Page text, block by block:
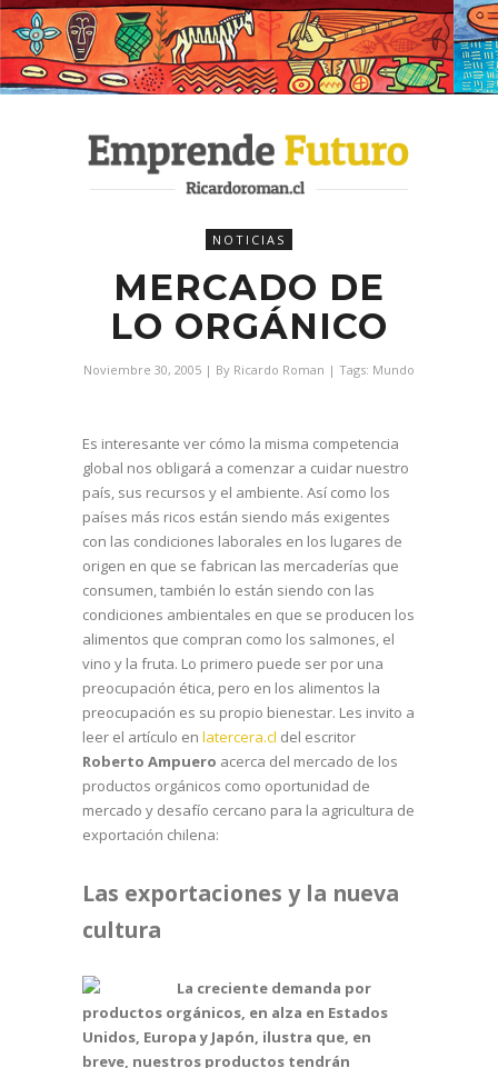
NOTICIAS
MERCADO DE
LO ORGÁNICO
Noviembre 30, 2005 | By Ricardo Roman | Tags: Mundo
Es interesante ver cómo la misma competencia
global nos obligará a comenzar a cuidar nuestro
país, sus recursos y el ambiente. Así como los
países más ricos están siendo más exigentes
con las condiciones laborales en los lugares de
origen en que se fabrican las mercaderías que
consumen, también lo están siendo con las
condiciones ambientales en que se producen los
alimentos que compran como los salmones, el
vino y la fruta. Lo primero puede ser por una
preocupación ética, pero en los alimentos la
preocupación es su propio bienestar. Les invito a
leer el artículo en latercera.cl del escritor
Roberto Ampuero acerca del mercado de los
productos orgánicos como oportunidad de
mercado y desafío cercano para la agricultura de
exportación chilena:
Las exportaciones y la nueva
cultura
La creciente demanda por
productos orgánicos, en alza en Estados
Unidos, Europa y Japón, ilustra que, en
breve, nuestros productos tendrán